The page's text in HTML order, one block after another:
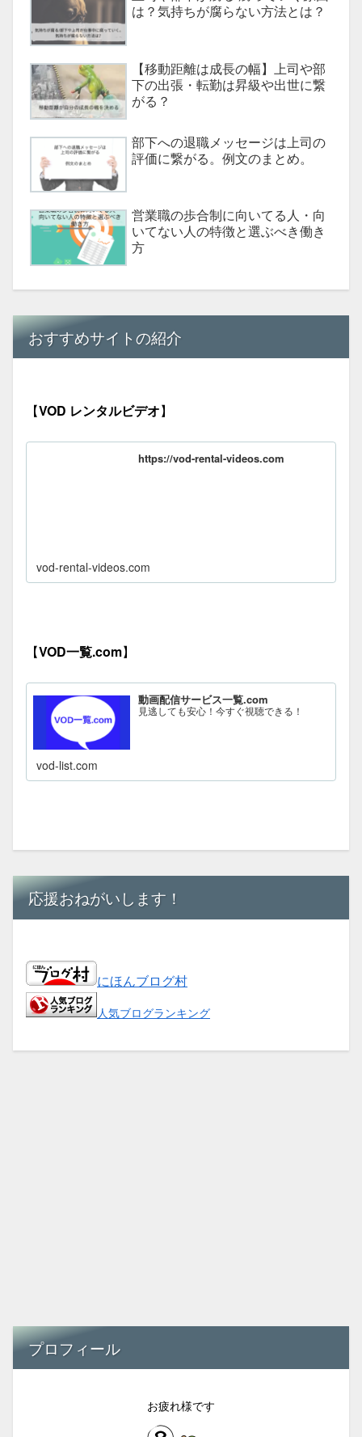
は？気持ちが腐らない方法とは？
【移動距離は成長の幅】上司や部
下の出張・転勤は昇級や出世に繋
がる？
部下への退職メッセージは上司の
評価に繋がる。例文のまとめ。
営業職の歩合制に向いてる人・向
いてない人の特徴と選ぶべき働き
方
おすすめサイトの紹介
【VOD レンタルビデオ】
https://vod-rental-videos.com
vod-rental-videos.com
【VOD一覧.com】
動画配信サービス一覧.com
見逃しても安心！今すぐ視聴できる！
vod-list.com
応援おねがいします！
にほんブログ村
人気ブログランキング
プロフィール
お疲れ様です